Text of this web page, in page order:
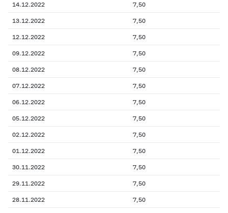
14.12.2022 7,50
13.12.2022 7,50
12.12.2022 7,50
09.12.2022 7,50
08.12.2022 7,50
07.12.2022 7,50
06.12.2022 7,50
05.12.2022 7,50
02.12.2022 7,50
01.12.2022 7,50
30.11.2022 7,50
29.11.2022 7,50
28.11.2022 7,50